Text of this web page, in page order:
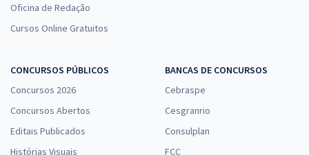
Oficina de Redação
Cursos Online Gratuitos
CONCURSOS PÚBLICOS
Concursos 2026
Concursos Abertos
Editais Publicados
Histórias Visuais
BANCAS DE CONCURSOS
Cebraspe
Cesgranrio
Consulplan
FCC